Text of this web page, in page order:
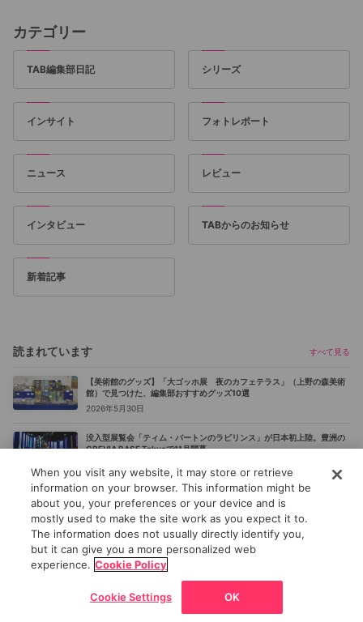
注目の記事 読まれています
カテゴリー
TAB編集部日記 シリーズ
インサイト フォトレポート
ニュース レビュー
インタビュー TABからのお知らせ
新着記事
読まれています すべて見る
【美術館のグッズ】「大ゴッホ展 夜のカフェテラス」（上野の森美術
館）で見つけた、編集部おすすめグッズ10選
2026年5月30日
没入型展覧会「ティム・バートンのラビリンス」が日本初上陸。豊洲の
CREVIA BASE Tokyoで11月開幕
【2026年夏休み】東京の美術館・博物館おすすめ展覧会27選｜ゴッ
ホ、レンブラントから、ピングー、トニー・アウスラーまで
2026年7月2日
髙橋一生、ふたたび「伴走者」に。国立新美術館で展示・上映される
《関わり混ざる三日間》が記録した「見えない時間」
時代を超えて守られ受け継がれゆく日本の美。「大英博物館 日本美術コ
レクション 百花繚乱〜海を越えた江戸絵画」（東京都美術館）レポート
When you visit any website, it may store or retrieve
information on your browser. This information might be
about you, your preferences or your device and is
mostly used to make the site work as you expect it to.
The information does not usually directly identify you,
but it can give you a more personalized web
experience. Cookie Policy
Cookie Settings OK